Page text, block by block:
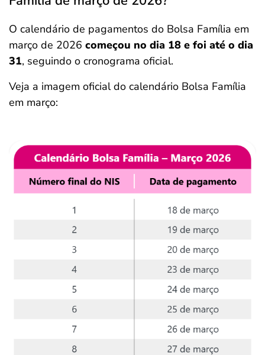
O calendário de pagamentos do Bolsa Família em
março de 2026 começou no dia 18 e foi até o dia
31, seguindo o cronograma oficial.
Veja a imagem oficial do calendário Bolsa Família
em março: